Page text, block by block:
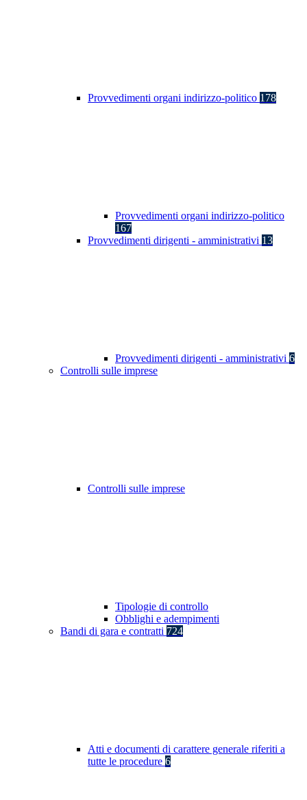
Provvedimenti organi indirizzo-politico 178
Provvedimenti organi indirizzo-politico
167
Provvedimenti dirigenti - amministrativi 13
Provvedimenti dirigenti - amministrativi 6
Controlli sulle imprese
Controlli sulle imprese
Tipologie di controllo
Obblighi e adempimenti
Bandi di gara e contratti 724
Atti e documenti di carattere generale riferiti a
tutte le procedure 6